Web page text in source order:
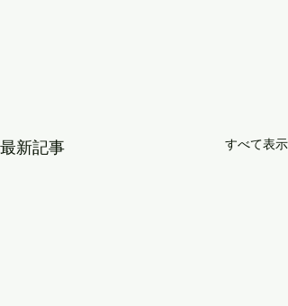
最新記事 すべて表示